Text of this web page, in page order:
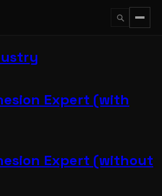
Expert (with
Expert (without